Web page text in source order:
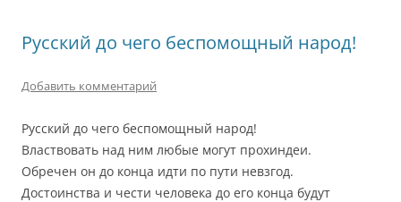
Русский до чего беспомощный народ!
Добавить комментарий
Русский до чего беспомощный народ!
Властвовать над ним любые могут прохиндеи.
Обречен он до конца идти по пути невзгод.
Достоинства и чести человека до его конца будут